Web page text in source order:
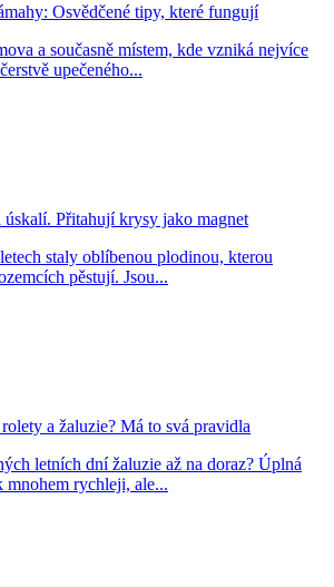
Osvědčené tipy, které fungují
a současně místem, kde vzniká nejvíce
upečeného...
úskalí. Přitahují krysy jako magnet
staly oblíbenou plodinou, kterou
pěstují. Jsou...
a žaluzie? Má to svá pravidla
letních dní žaluzie až na doraz? Úplná
mnohem rychleji, ale...